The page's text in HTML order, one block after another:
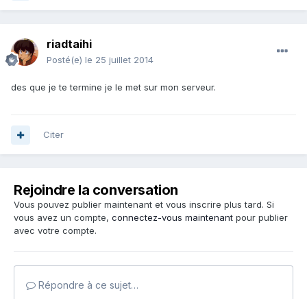
riadtaihi
Posté(e) le 25 juillet 2014
des que je te termine je le met sur mon serveur.
Citer
Rejoindre la conversation
Vous pouvez publier maintenant et vous inscrire plus tard. Si
vous avez un compte, connectez-vous maintenant pour publier
avec votre compte.
Répondre à ce sujet…